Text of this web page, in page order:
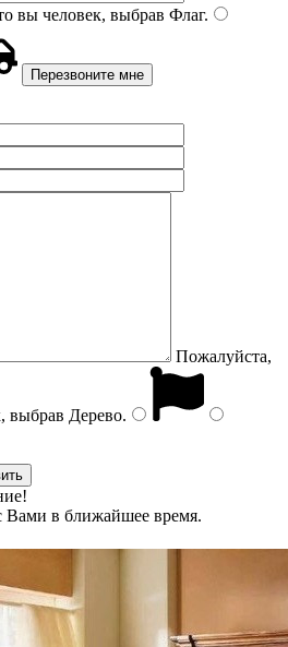
вы человек, выбрав Флаг.
Пожалуйста,
выбрав Дерево.
Вами в ближайшее время.